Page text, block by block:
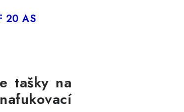
20 AS
tašky na